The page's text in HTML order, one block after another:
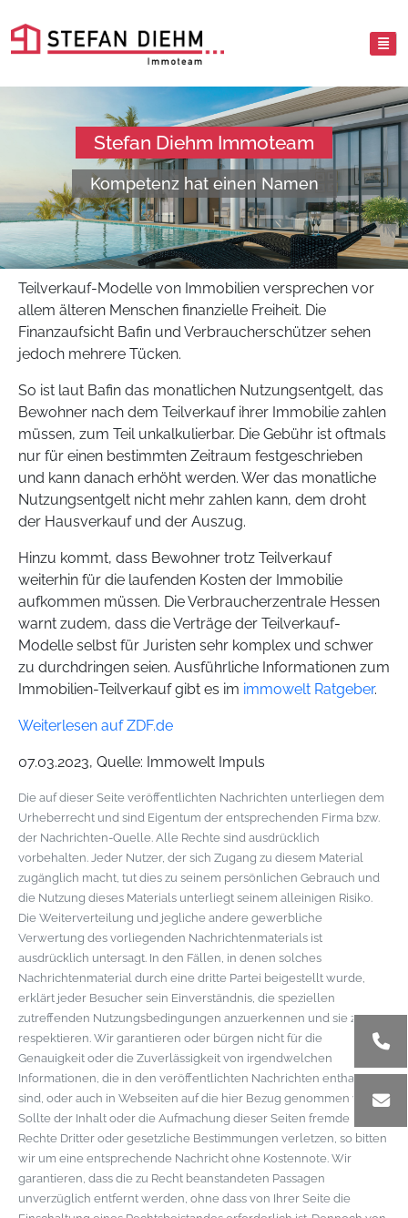
Stefan Diehm Immoteam
Kompetenz hat einen Namen
Teilverkauf-Modelle von Immobilien versprechen vor
allem älteren Menschen finanzielle Freiheit. Die
Finanzaufsicht Bafin und Verbraucherschützer sehen
jedoch mehrere Tücken.
So ist laut Bafin das monatlichen Nutzungsentgelt, das
Bewohner nach dem Teilverkauf ihrer Immobilie zahlen
müssen, zum Teil unkalkulierbar. Die Gebühr ist oftmals
nur für einen bestimmten Zeitraum festgeschrieben
und kann danach erhöht werden. Wer das monatliche
Nutzungsentgelt nicht mehr zahlen kann, dem droht
der Hausverkauf und der Auszug.
Hinzu kommt, dass Bewohner trotz Teilverkauf
weiterhin für die laufenden Kosten der Immobilie
aufkommen müssen. Die Verbraucherzentrale Hessen
warnt zudem, dass die Verträge der Teilverkauf-
Modelle selbst für Juristen sehr komplex und schwer
zu durchdringen seien. Ausführliche Informationen zum
Immobilien-Teilverkauf gibt es im immowelt Ratgeber.
Weiterlesen auf ZDF.de
07.03.2023, Quelle: Immowelt Impuls
Die auf dieser Seite veröffentlichten Nachrichten unterliegen dem
Urheberrecht und sind Eigentum der entsprechenden Firma bzw.
der Nachrichten-Quelle. Alle Rechte sind ausdrücklich
vorbehalten. Jeder Nutzer, der sich Zugang zu diesem Material
zugänglich macht, tut dies zu seinem persönlichen Gebrauch und
die Nutzung dieses Materials unterliegt seinem alleinigen Risiko.
Die Weiterverteilung und jegliche andere gewerbliche
Verwertung des vorliegenden Nachrichtenmaterials ist
ausdrücklich untersagt. In den Fällen, in denen solches
Nachrichtenmaterial durch eine dritte Partei beigestellt wurde,
erklärt jeder Besucher sein Einverständnis, die speziellen
zutreffenden Nutzungsbedingungen anzuerkennen und sie zu
respektieren. Wir garantieren oder bürgen nicht für die
Genauigkeit oder die Zuverlässigkeit von irgendwelchen
Informationen, die in den veröffentlichten Nachrichten enthalten
sind, oder auch in Webseiten auf die hier Bezug genommen wird.
Sollte der Inhalt oder die Aufmachung dieser Seiten fremde
Rechte Dritter oder gesetzliche Bestimmungen verletzen, so bitten
wir um eine entsprechende Nachricht ohne Kostennote. Wir
garantieren, dass die zu Recht beanstandeten Passagen
unverzüglich entfernt werden, ohne dass von Ihrer Seite die